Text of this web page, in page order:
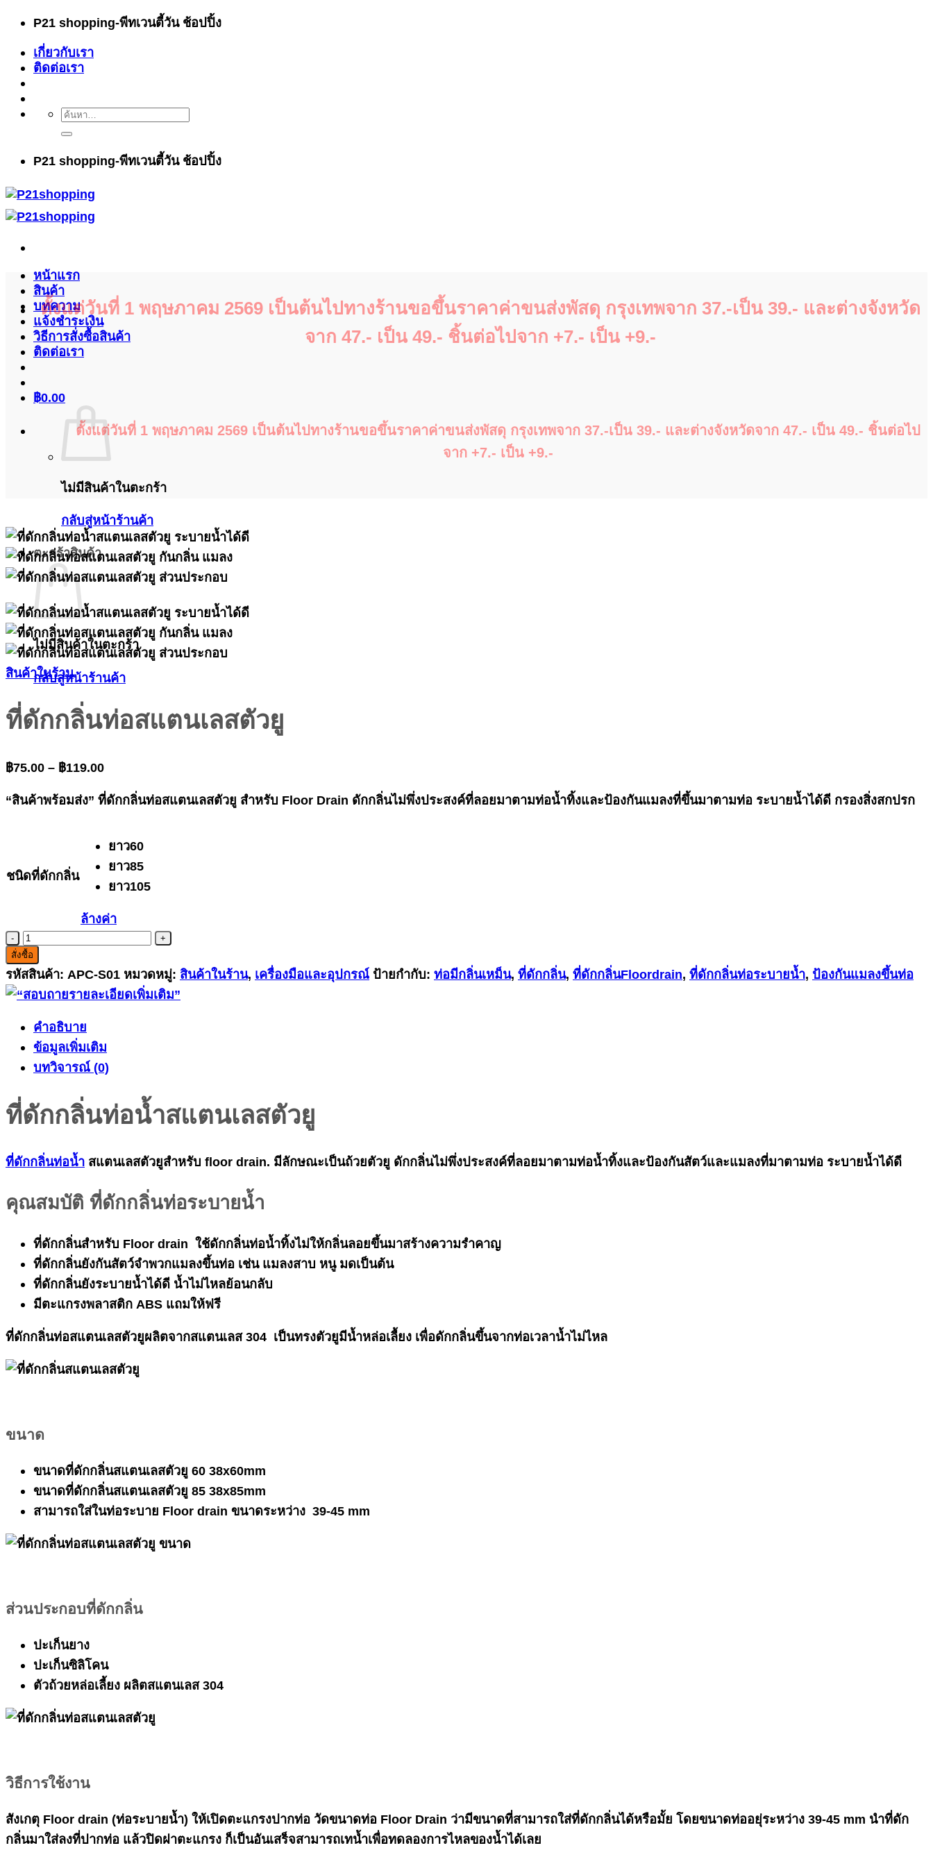
ข้าม
เนื้อหา
P21 shopping-พีทเวนตี้วัน ช้อปปิ้ง
เกี่ยวกับเรา
ติดต่อเรา
ค้นหา:
P21 shopping-พีทเวนตี้วัน ช้อปปิ้ง
หน้าแรก
สินค้า
บทความ
แจ้งชำระเงิน
วิธีการสั่งซื้อสินค้า
ติดต่อเรา
฿0.00
ไม่มีสินค้าในตะกร้า
กลับสู่หน้าร้านค้า
ตะกร้าสินค้า
ไม่มีสินค้าในตะกร้า
กลับสู่หน้าร้านค้า
ตั้งแต่วันที่ 1 พฤษภาคม 2569 เป็นต้นไปทางร้านขอขึ้นราคาค่าขนส่งพัสดุ กรุงเทพจาก 37.-เป็น 39.- และต่างจังหวัด
จาก 47.- เป็น 49.- ชิ้นต่อไปจาก +7.- เป็น +9.-
ตั้งแต่วันที่ 1 พฤษภาคม 2569 เป็นต้นไปทางร้านขอขึ้นราคาค่าขนส่งพัสดุ กรุงเทพจาก 37.-เป็น 39.- และต่างจังหวัดจาก 47.- เป็น 49.- ชิ้นต่อไป
จาก +7.- เป็น +9.-
สินค้าในร้าน
ที่ดักกลิ่นท่อสแตนเลสตัวยู
฿75.00 – ฿119.00Price
฿75.00
“สินค้าพร้อมส่ง” ที่ดักกลิ่นท่อสแตนเลสตัวยู สำหรับ Floor Drain ดักกลิ่นไม่พึ่งประสงค์ที่ลอยมาตามท่อน้ำทิ้งและป้องกันแมลงที่ขึ้นมาตามท่อ ระบายน้ำได้ดี กรองสิ่งสกปรก
ชนิดที่ดักกลิ่น
ยาว60
ยาว85
ยาว105
ล้างค่า
จำนวน
ที่
ดัก
กลิ่น
ตัว
ยู
สั่งซื้อ
รหัสสินค้า: APC-S01 หมวดหมู่: สินค้าในร้าน, เครื่องมือและอุปกรณ์ ป้ายกำกับ: ท่อมีกลิ่นเหม็น, ที่ดักกลิ่น, ที่ดักกลิ่นFloordrain, ที่ดักกลิ่นท่อระบายน้ำ, ป้องกันแมลงขึ้นท่อ
คำอธิบาย
ข้อมูลเพิ่มเติม
บทวิจารณ์ (0)
ที่ดักกลิ่นท่อน้ำสแตนเลสตัวยู
ที่ดักกลิ่นท่อน้ำ สแตนเลสตัวยูสำหรับ floor drain. มีลักษณะเป็นถ้วยตัวยู ดักกลิ่นไม่พึ่งประสงค์ที่ลอยมาตามท่อน้ำทิ้งและป้องกันสัตว์และแมลงที่มาตามท่อ ระบายน้ำได้ดี
คุณสมบัติ ที่ดักกลิ่นท่อระบายน้ำ
ที่ดักกลิ่นสำหรับ Floor drain ใช้ดักกลิ่นท่อน้ำทิ้งไม่ให้กลิ่นลอยขึ้นมาสร้างความรำคาญ
ที่ดักกลิ่นยังกันสัตว์จำพวกแมลงขึ้นท่อ เช่น แมลงสาบ หนู มดเป็นต้น
ที่ดักกลิ่นยังระบายน้ำได้ดี น้ำไม่ไหลย้อนกลับ
มีตะแกรงพลาสติก ABS แถมให้ฟรี
ที่ดักกลิ่นท่อสแตนเลสตัวยูผลิตจากสแตนเลส 304 เป็นทรงตัวยูมีน้ำหล่อเลื้ยง เพื่อดักกลิ่นขึ้นจากท่อเวลาน้ำไม่ไหล
ขนาด
ขนาดที่ดักกลิ่นสแตนเลสตัวยู 60 38x60mm
ขนาดที่ดักกลิ่นสแตนเลสตัวยู 85 38x85mm
สามารถใส่ในท่อระบาย Floor drain ขนาดระหว่าง 39-45 mm
ส่วนประกอบที่ดักกลิ่น
ปะเก็นยาง
ปะเก็นซิลิโคน
ตัวถ้วยหล่อเลี้ยง ผลิตสแตนเลส 304
วิธีการใช้งาน
สังเกตุ Floor drain (ท่อระบายน้ำ) ให้เปิดตะแกรงปากท่อ วัดขนาดท่อ Floor Drain ว่ามีขนาดที่สามารถใส่ที่ดักกลิ่นได้หรือมั้ย โดยขนาดท่ออยุ่ระหว่าง 39-45 mm นำที่ดัก
กลิ่นมาใส่ลงที่ปากท่อ แล้วปิดฝาตะแกรง ก็เป็นอันเสร็จสามารถเทน้ำเพื่อทดลองการไหลของน้ำได้เลย